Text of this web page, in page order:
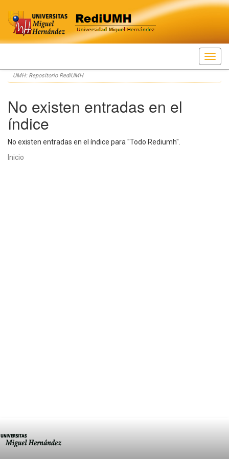
Skip
navigation
UMH: Repositorio RediUMH
No existen entradas en el
índice
No existen entradas en el índice para "Todo Rediumh".
Inicio